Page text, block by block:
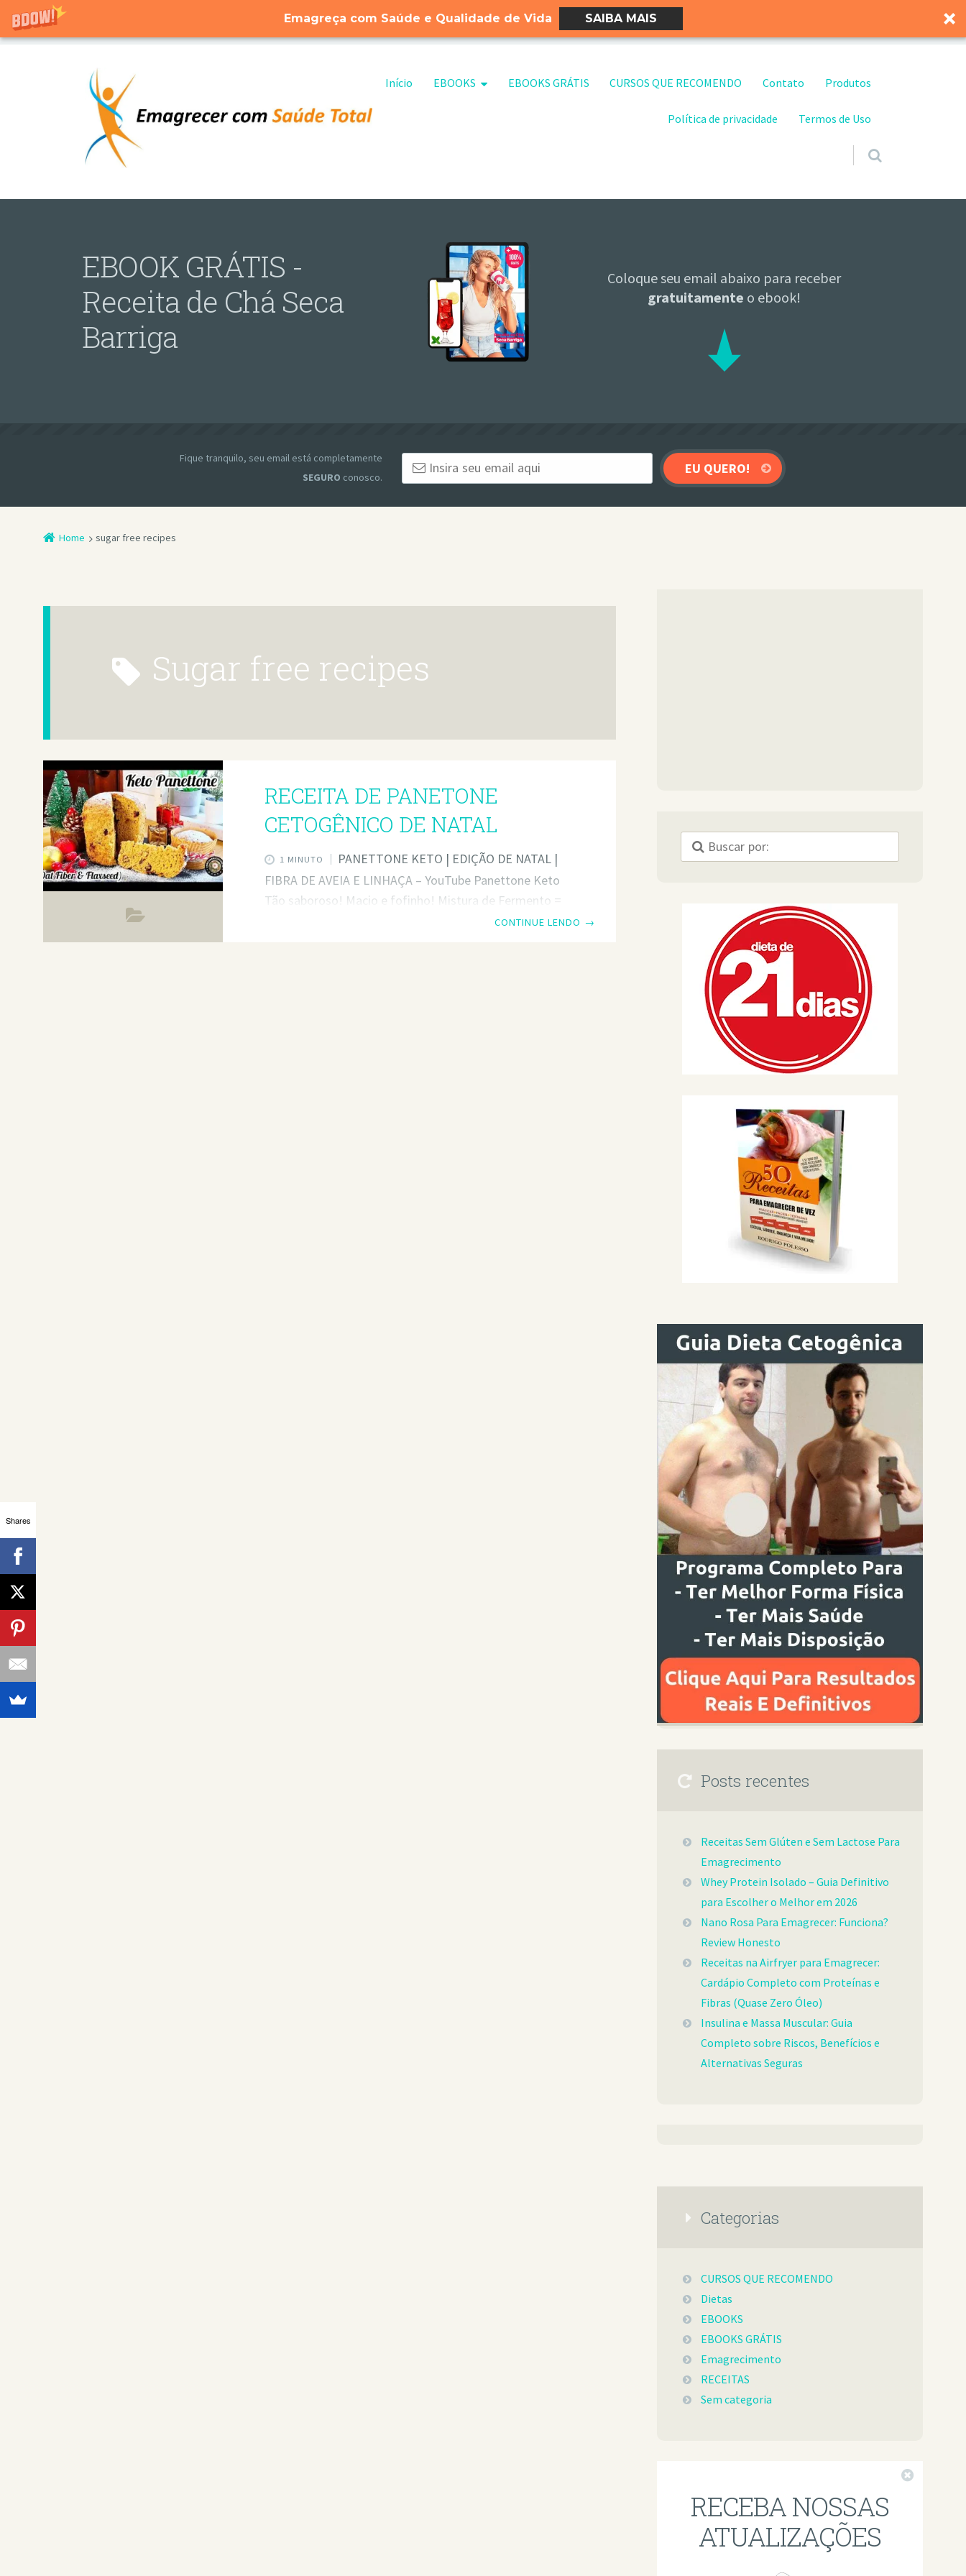
Emagreça com Saúde e Qualidade de Vida SAIBA MAIS
Pular para o conteúdo
Início EBOOKS EBOOKS GRÁTIS CURSOS QUE RECOMENDO Contato Produtos
Política de privacidade Termos de Uso
EBOOK GRÁTIS -
Receita de Chá Seca
Barriga
Coloque seu email abaixo para receber
gratuitamente o ebook!
Fique tranquilo, seu email está completamente
SEGURO conosco.
Home sugar free recipes
sugar free recipes
RECEITA DE PANETONE
CETOGÊNICO DE NATAL
1 MINUTO
PANETTONE KETO | EDIÇÃO DE NATAL |
FIBRA DE AVEIA E LINHAÇA – YouTube Panettone Keto
Tão saboroso! Macio e fofinho! Mistura de Fermento =
225 ml (2/3 xícara + 4 colheres de sopa) de leite de ervilha
CONTINUE LENDO →
Posts recentes
Receitas Sem Glúten e Sem Lactose Para
Emagrecimento
Whey Protein Isolado – Guia Definitivo
para Escolher o Melhor em 2026
Nano Rosa Para Emagrecer: Funciona?
Review Honesto
Receitas na Airfryer para Emagrecer:
Cardápio Completo com Proteínas e
Fibras (Quase Zero Óleo)
Insulina e Massa Muscular: Guia
Completo sobre Riscos, Benefícios e
Alternativas Seguras
Categorias
CURSOS QUE RECOMENDO
Dietas
EBOOKS
EBOOKS GRÁTIS
Emagrecimento
RECEITAS
Sem categoria
RECEBA NOSSAS
ATUALIZAÇÕES
Shares